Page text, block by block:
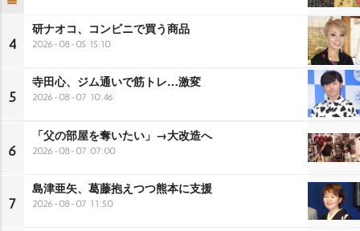
4
研ナオコ、コンビニで買う商品
2026-08-05 15:10
5
寺田心、ジム通いで筋トレ…激変
2026-08-07 10:46
6
「父の部屋を奪いたい」→大改造へ
2026-08-07 07:00
7
島津亜矢、葛藤抱えつつ熊本に支援
2026-08-07 11:50